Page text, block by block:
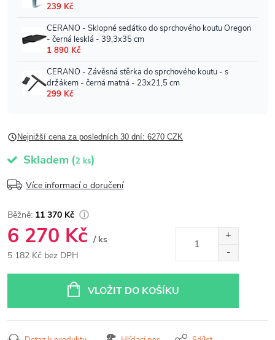
Nejnižší cena za posledních 30 dní: 6270 CZK
Skladem (2 ks)
Více informací o doručení
11 370 Kč
6 270 Kč / ks
5 182 Kč bez DPH
VLOŽIT DO KOŠÍKU